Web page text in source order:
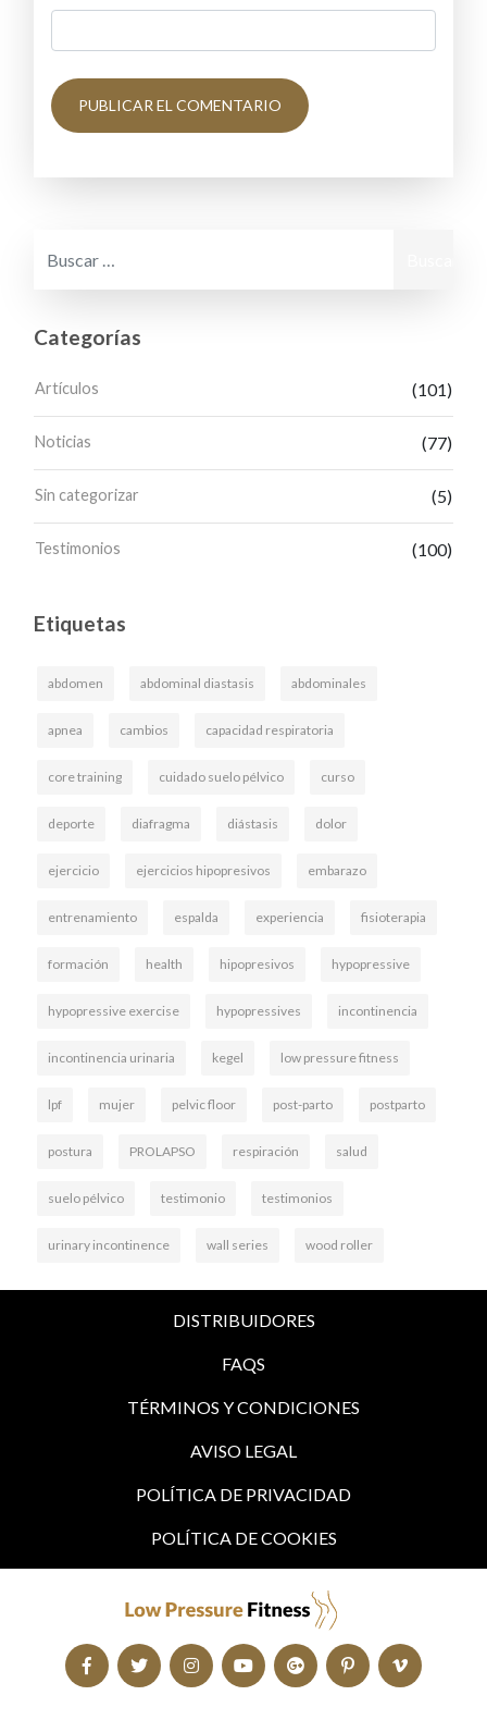
Categorías
Artículos (101)
Noticias (77)
Sin categorizar (5)
Testimonios (100)
Etiquetas
abdomen abdominal diastasis abdominales
apnea cambios capacidad respiratoria
core training cuidado suelo pélvico curso
deporte diafragma diástasis dolor
ejercicio ejercicios hipopresivos embarazo
entrenamiento espalda experiencia fisioterapia
formación health hipopresivos hypopressive
hypopressive exercise hypopressives incontinencia
incontinencia urinaria kegel low pressure fitness
lpf mujer pelvic floor post-parto postparto
postura PROLAPSO respiración salud
suelo pélvico testimonio testimonios
urinary incontinence wall series wood roller
DISTRIBUIDORES
FAQS
TÉRMINOS Y CONDICIONES
AVISO LEGAL
POLÍTICA DE PRIVACIDAD
POLÍTICA DE COOKIES